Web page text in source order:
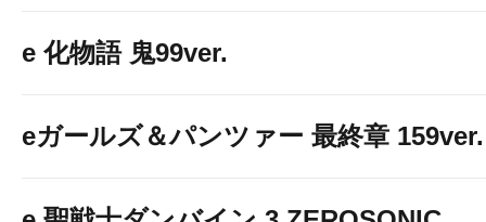
e 化物語 鬼99ver.
eガールズ＆パンツァー 最終章 159ver.